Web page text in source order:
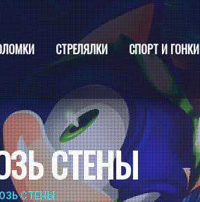
СТРЕЛЯЛКИ СПОРТ И ГОНКИ
СТЕНЫ
СТЕНЫ